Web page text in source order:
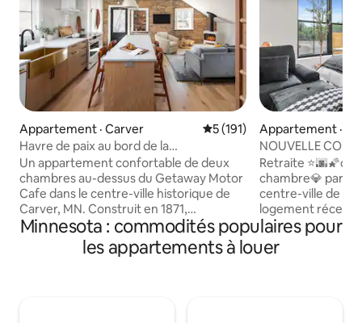
Appartement · Carver Note moyenne de 5 sur 5,
5 (191)
Havre de paix au bord de la
rivière | Appartement au-dessus du
Getaway Motor Café
Un appartement confortable de deux
chambres au-dessus du Getaway Motor
Cafe dans le centre-ville historique de
Carver, MN. Construit en 1871,
magnifiquement restauré, avec une
chaleur nordique moderne qui donne
envie de rester un peu plus longtemps.
Appartement ·
NOUVELLE
centre-ville avec
complète +
Retraite
chambre💎
centre-ville de
logement
confortable et
détail
sentir comme à la
Minnesota : commodités populaires pour
les appartements à louer